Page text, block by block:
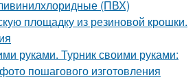
(ПВХ)
площадку из резиновой крошки.
руками. Турник своими руками:
пошагового изготовления